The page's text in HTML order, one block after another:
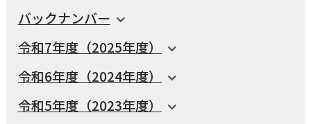
おくやみ
手続きガイド
横瀬町（町長） へのご意見等
窓口案内
メニューを閉じる
バックナンバー
令和7年度（2025年度）
令和6年度（2024年度）
令和5年度（2023年度）